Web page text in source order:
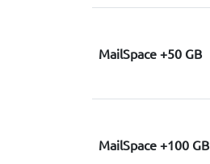
MailSpace +50 GB
MailSpace +100 GB